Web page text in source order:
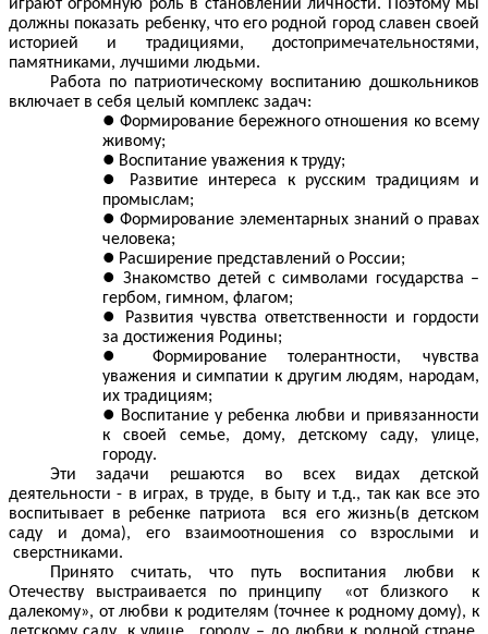
играют огромную роль в становлении личности. Поэтому мы
должны показать ребенку, что его родной город славен своей
историей и традициями, достопримечательностями,
памятниками, лучшими людьми.
Работа по патриотическому воспитанию дошкольников
включает в себя целый комплекс задач:
Формирование бережного отношения ко всему
живому;
Воспитание уважения к труду;
Развитие интереса к русским традициям и
промыслам;
Формирование элементарных знаний о правах
человека;
Расширение представлений о России;
Знакомство детей с символами государства –
гербом, гимном, флагом;
Развития чувства ответственности и гордости
за достижения Родины;
Формирование толерантности, чувства
уважения и симпатии к другим людям, народам,
их традициям;
Воспитание у ребенка любви и привязанности
к своей семье, дому, детскому саду, улице,
городу.
Эти задачи решаются во всех видах детской
деятельности - в играх, в труде, в быту и т.д., так как все это
воспитывает в ребенке патриота вся его жизнь(в детском
саду и дома), его взаимоотношения со взрослыми и
сверстниками.
Принято считать, что путь воспитания любви к
Отечеству выстраивается по принципу «от близкого к
далекому», от любви к родителям (точнее к родному дому), к